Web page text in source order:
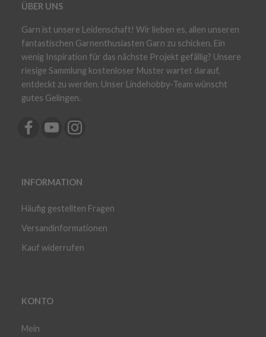
ÜBER UNS
Garn ist unsere Leidenschaft! Wir lieben es, allen unseren
fantastischen Garnenthusiasten Garn zu schicken. Ein
wenig Inspiration für das nächste Projekt gefällig? Unsere
riesige Sammlung kostenloser Muster wartet darauf,
entdeckt zu werden. Unser Lindehobby-Team wünscht
gutes Gelingen.
INFORMATION
Häufig gestellten Fragen
Versandinformationen
Kauf widerrufen
KONTO
Mein